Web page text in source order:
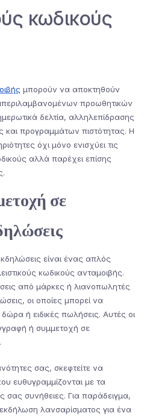
κωδικούς
μπορούν να αποκτηθούν
προωθητικών
δελτία, αλληλεπίδρασης
και προγραμμάτων πιστότητας. Η
όχι μόνο ενισχύει τις
αλλά παρέχει επίσης
σε
είναι ένας απλός
κωδικούς ανταμοιβής.
από μάρκες ή λιανοπωλητές
οι οποίες μπορεί να
ή ειδικές πωλήσεις. Αυτές οι
ή συμμετοχή σε
σας, σκεφτείτε να
ευθυγραμμίζονται με τα
σας συνήθειες. Για παράδειγμα,
λανσαρίσματος για ένα